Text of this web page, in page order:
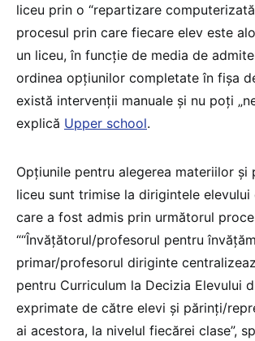
liceu prin o “repartizare
procesul prin care fiecare elev este
un liceu, în funcție de media de
ordinea opțiunilor completate în fișa
există intervenții manuale și nu poți
explică Upper school.
Opțiunile pentru alegerea materiilor și
liceu sunt trimise la dirigintele elevului
care a fost admis prin următorul
““Învățătorul/profesorul pentru
primar/profesorul diriginte
pentru Curriculum la Decizia Elevului
exprimate de către elevi şi părinți/
ai acestora, la nivelul fiecărei clase”,